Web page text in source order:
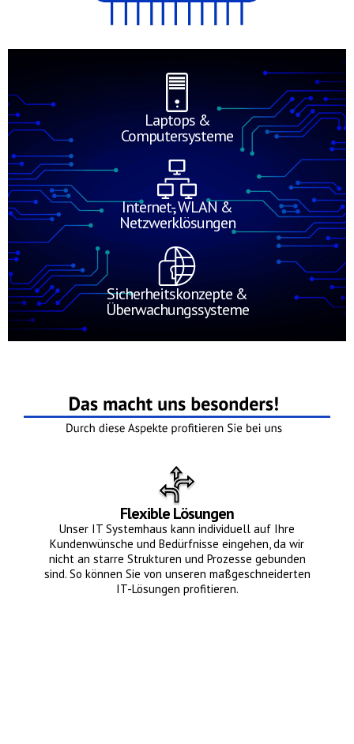
Laptops &
Computersysteme
Internet-, WLAN &
Netzwerklösungen
Sicherheitskonzepte &
Überwachungssysteme
Flexible Lösungen
Unser IT Systemhaus kann individuell auf Ihre
Kundenwünsche und Bedürfnisse eingehen, da wir
nicht an starre Strukturen und Prozesse gebunden
sind. So können Sie von unseren maßgeschneiderten
IT-Lösungen profitieren.